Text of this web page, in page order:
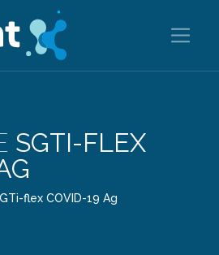
SGTI-FLEX
flex COVID-19 Ag